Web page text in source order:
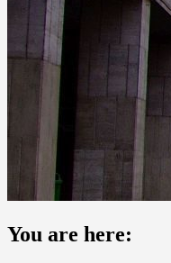
You are here: